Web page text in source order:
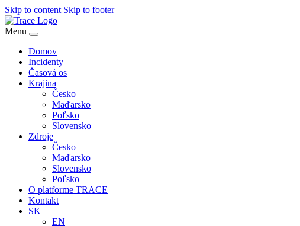
Skip to content Skip to footer
Menu
Domov
Incidenty
Časová os
Krajina
Česko
Maďarsko
Poľsko
Slovensko
Zdroje
Česko
Maďarsko
Slovensko
Poľsko
O platforme TRACE
Kontakt
SK
EN